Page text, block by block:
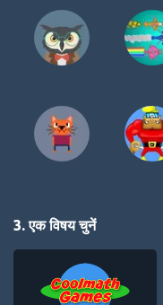
3. एक विषय चुनें